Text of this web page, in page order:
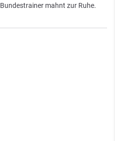
mahnt zur Ruhe.